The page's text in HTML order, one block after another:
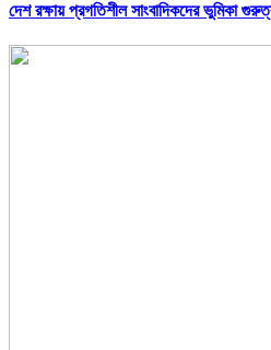
দেশ রক্ষায় প্রগতিশীল সাংবাদিকদের ভুমিকা